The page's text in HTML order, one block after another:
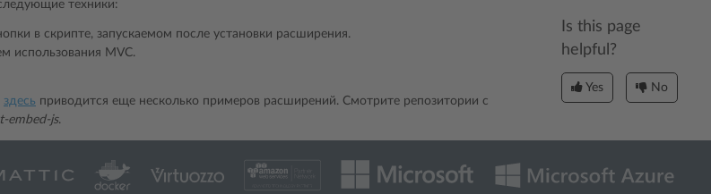
техники:
в скрипте, запускаемом после установки расширения.
использования MVC.
здесь приводится еще несколько примеров расширений. Смотрите репозитории с
embed-js.
Is this page
helpful?
Yes No